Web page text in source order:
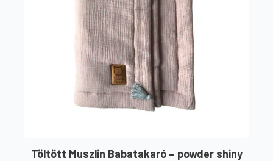
Töltött Muszlin Babatakaró – powder shiny